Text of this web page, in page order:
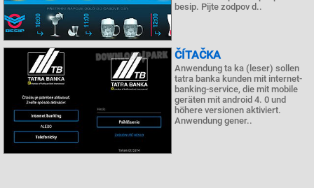
besip. Pijte zodpov d..
ČÍTAČKA
Anwendung ta ka (leser) sollen
tatra banka kunden mit internet-
banking-service, die mit mobile
geräten mit android 4. 0 und
höhere versionen aktiviert.
Anwendung gener..